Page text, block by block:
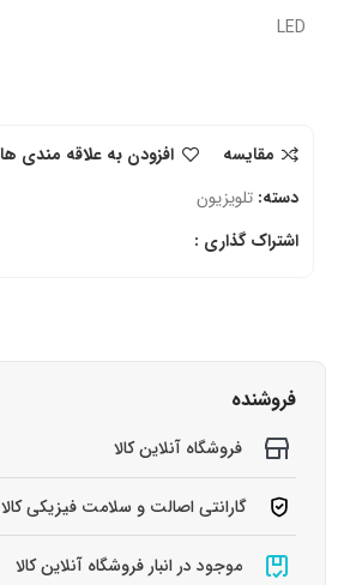
LED
مقایسه
افزودن به علاقه مندی ها
دسته: تلویزیون
اشتراک گذاری :
فروشنده
فروشگاه آنلاین کالا
گارانتی اصالت و سلامت فیزیکی کالا
موجود در انبار فروشگاه آنلاین کالا